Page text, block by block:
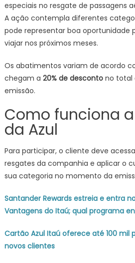
com
pontos;
veja
categorias
especiais no resgate de passagens
A ação contempla diferentes
pode representar boa oportunidade
viajar nos próximos meses.
Os abatimentos variam de acordo
chegam a 20% de descontono total
emissão.
Como funciona
da Azul
Para participar, o cliente deve
resgates da companhia e aplicar o
sua categoria no momento da
Santander Rewards estreia e entra
Vantagens do Itaú; qual programa
Cartão Azul Itaú oferece até 100 mil
novos clientes